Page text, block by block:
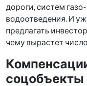
дороги, систем
водоотведения. И
предлагать
чему вырастет